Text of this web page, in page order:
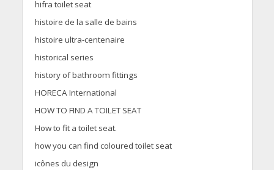
hifra toilet seat
histoire de la salle de bains
histoire ultra-centenaire
historical series
history of bathroom fittings
HORECA International
HOW TO FIND A TOILET SEAT
How to fit a toilet seat.
how you can find coloured toilet seat
icônes du design